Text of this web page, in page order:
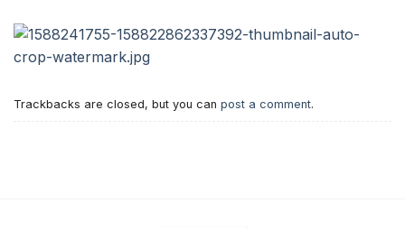
Trackbacks are closed, but you can post a comment.